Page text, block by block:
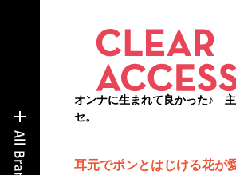
オンナに生まれて良かった♪
セ。
耳元でポンとはじける花が